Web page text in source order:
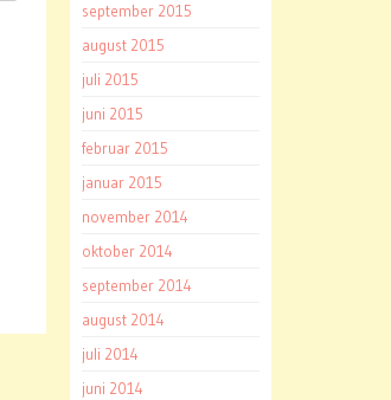
september 2015
august 2015
juli 2015
juni 2015
februar 2015
januar 2015
november 2014
oktober 2014
september 2014
august 2014
juli 2014
juni 2014